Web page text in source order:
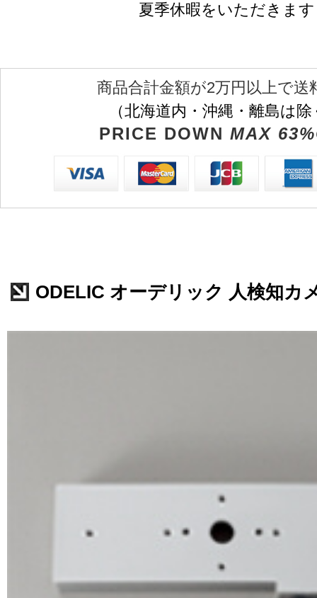
夏季休暇をいただきます
商品合計金額が2万円以上で送
（北海道内・沖縄・離島は
PRICE DOWN MAX
ODELIC オーデリック 人検知カ